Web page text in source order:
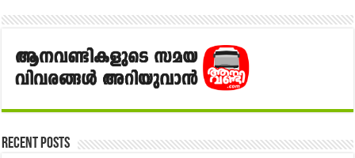
Recent Posts